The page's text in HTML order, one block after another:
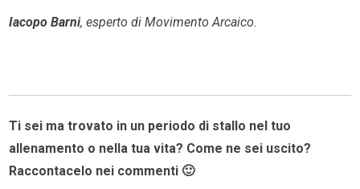
Iacopo Barni, esperto di Movimento Arcaico.
Ti sei ma trovato in un periodo di stallo nel tuo
allenamento o nella tua vita? Come ne sei uscito?
Raccontacelo nei commenti 🙂